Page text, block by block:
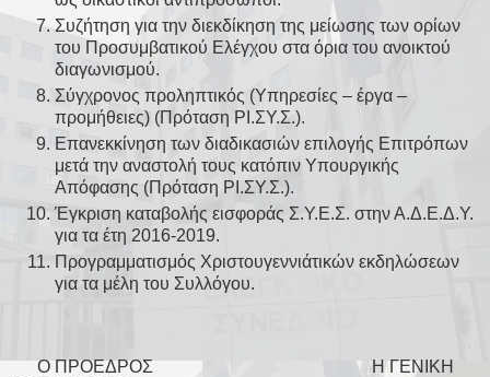
Συζήτηση για την διεκδίκηση της μείωσης των ορίων
του Προσυμβατικού Ελέγχου στα όρια του ανοικτού
διαγωνισμού.
Σύγχρονος προληπτικός (Υπηρεσίες – έργα –
προμήθειες) (Πρόταση ΡΙ.ΣΥ.Σ.).
Επανεκκίνηση των διαδικασιών επιλογής Επιτρόπων
μετά την αναστολή τους κατόπιν Υπουργικής
Απόφασης (Πρόταση ΡΙ.ΣΥ.Σ.).
Έγκριση καταβολής εισφοράς Σ.Υ.Ε.Σ. στην Α.Δ.Ε.Δ.Υ.
για τα έτη 2016-2019.
Προγραμματισμός Χριστουγεννιάτικών εκδηλώσεων
για τα μέλη του Συλλόγου.
Ο ΠΡΟΕΔΡΟΣ Η ΓΕΝΙΚΗ